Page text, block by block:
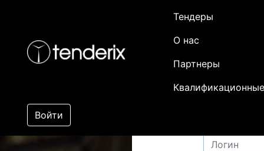
Тендеры
О нас
Партнеры
Войти